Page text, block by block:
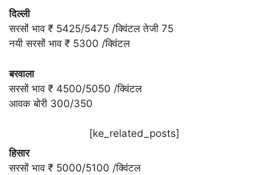
दिल्ली
सरसों भाव ₹ 5425/5475 /क्विंटल तेजी 75
नयी सरसों भाव ₹ 5300 /क्विंटल
बरवाला
सरसों भाव ₹ 4500/5050 /क्विंटल
आवक बोरी 300/350
[ke_related_posts]
हिसार
सरसों भाव ₹ 5000/5100 /क्विंटल